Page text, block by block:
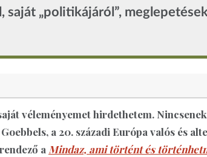
„politikájáról”,
véleményemet hirdethetem.
a 20. századi Európa valós és
a Mindaz, ami történt és